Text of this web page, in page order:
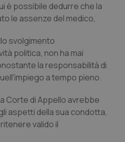
è possibile dedurre che la
le assenze del medico,
svolgimento
politica, non ha mai
la responsabilità di
a tempo pieno.
Corte di Appello avrebbe
aspetti della sua condotta,
valido il